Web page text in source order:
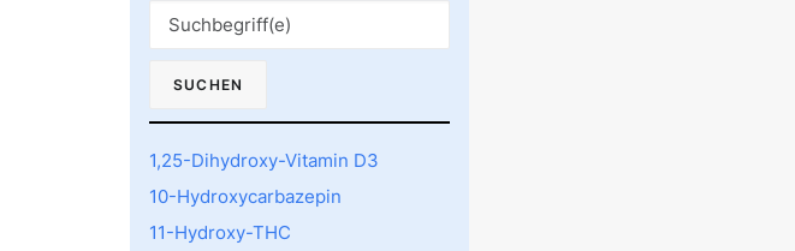
1,25-Dihydroxy-Vitamin D3
10-Hydroxycarbazepin
11-Hydroxy-THC